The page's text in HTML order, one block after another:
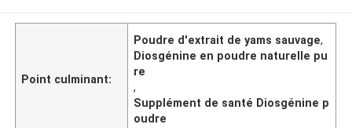
Point culminant:
Poudre d'extrait de yams sauvage,
Diosgénine en poudre naturelle pu
re
,
Supplément de santé Diosgénine p
oudre